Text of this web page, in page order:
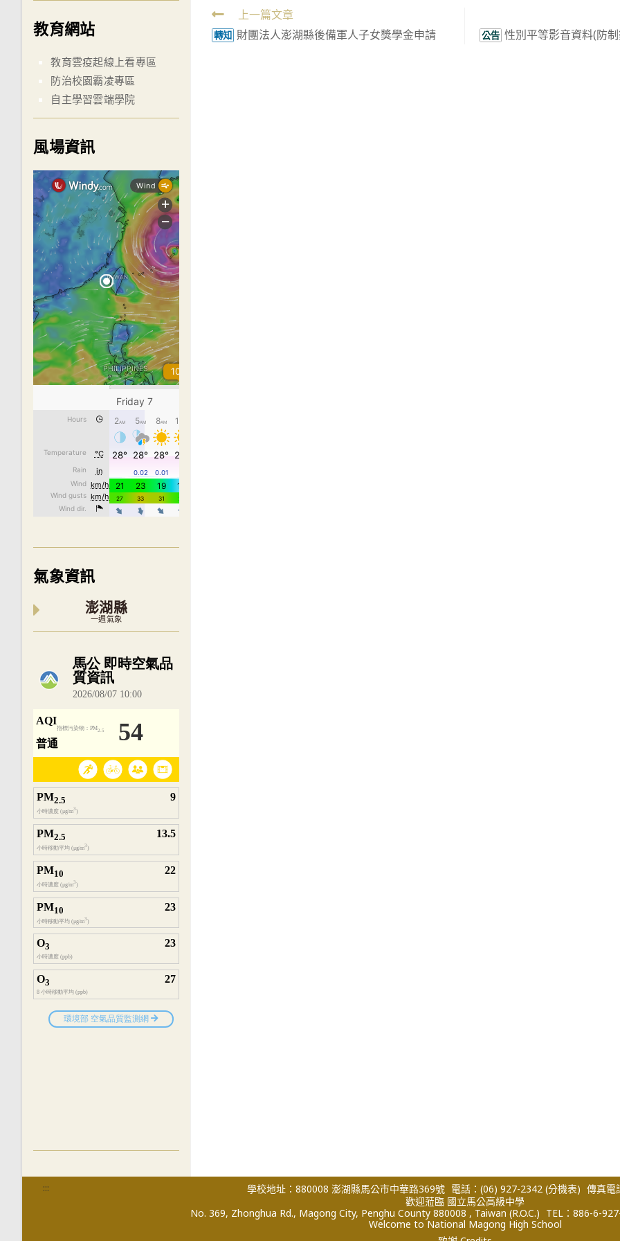
Read
more
上一篇文章
轉知 財團法人澎湖縣後備軍人子女獎學金申請 公告 性別平等影音資料(防
教育網站
教育雲疫起線上看專區
防治校園霸凌專區
自主學習雲端學院
風場資訊
氣象資訊
澎湖縣
一週氣象
內嵌空氣品質小工具為視覺預覽，完整即時空氣品質資料請開啟
::: 學校地址：880008 澎湖縣馬公市中華路369號 電話：(06) 927-2342 (分機表) 傳真電
歡迎蒞臨 國立馬公高級中學
No. 369, Zhonghua Rd., Magong City, Penghu County 880008 , Taiwan (R.O.C.) TEL：886-6-
Welcome to National Magong High School